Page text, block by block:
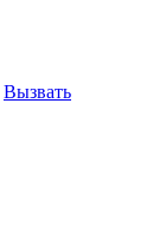
Вызвать